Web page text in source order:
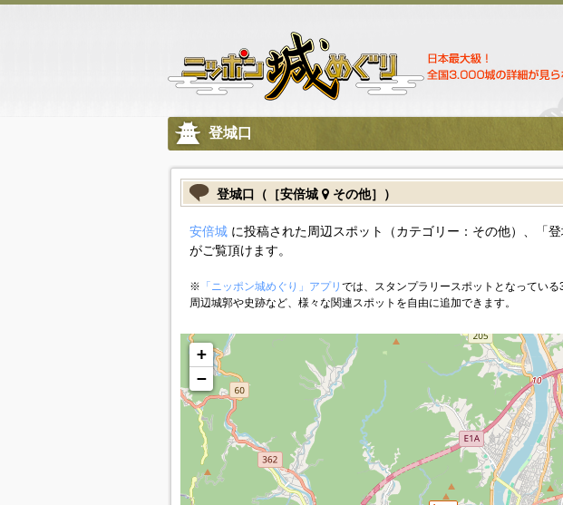
登城口
登城口（［安倍城 その他］）
安倍城に投稿された周辺スポット（カテゴリー：その他）、「登
がご覧頂けます。
※ 「ニッポン城めぐり」アプリ では、スタンプラリースポットとなっている
周辺城郭や史跡など、様々な関連スポットを自由に追加できます。
+
−